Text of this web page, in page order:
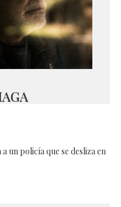
un policía que se desliza en